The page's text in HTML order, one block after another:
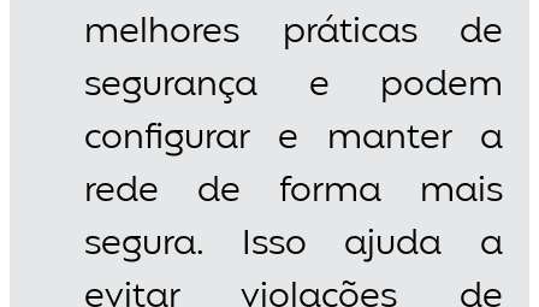
melhores práticas de
segurança e podem
configurar e manter a
rede de forma mais
segura. Isso ajuda a